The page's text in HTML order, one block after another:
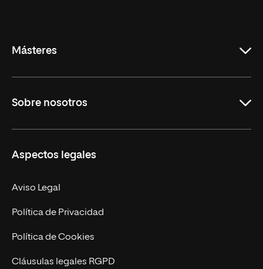
Másteres
Derecho
Ciencias de la Seguridad
Empresa
MBA
Marketing y Comunicación
Ingeniería
Diseño
Sobre nosotros
Nuestro Equipo
Contacto
Aspectos legales
Aviso Legal
Política de Privacidad
Política de Cookies
Cláusulas legales RGPD